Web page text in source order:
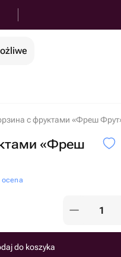
«Фреш
ocena
do koszyka